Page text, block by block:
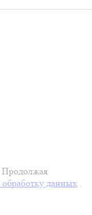
Продолжая
обработку данных .